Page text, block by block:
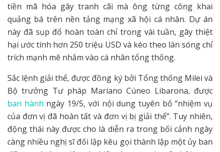
tiền mã hóa gây tranh cãi mà ông từng công khai
quảng bá trên nền tảng mạng xã hội cá nhân. Dự án
này đã sụp đổ hoàn toàn chỉ trong vài tuần, gây thiệt
hại ước tính hơn 250 triệu USD và kéo theo làn sóng chỉ
trích mạnh mẽ nhắm vào cá nhân tổng thống.
Sắc lệnh giải thể, được đồng ký bởi Tổng thống Milei và
Bộ trưởng Tư pháp Mariano Cúneo Libarona, được
ban hành ngày 19/5, với nội dung tuyên bố “nhiệm vụ
của đơn vị đã hoàn tất và đơn vị bị giải thể”. Tuy nhiên,
động thái này được cho là diễn ra trong bối cảnh ngày
càng nhiều nghị sĩ đối lập kêu gọi thành lập một ủy ban